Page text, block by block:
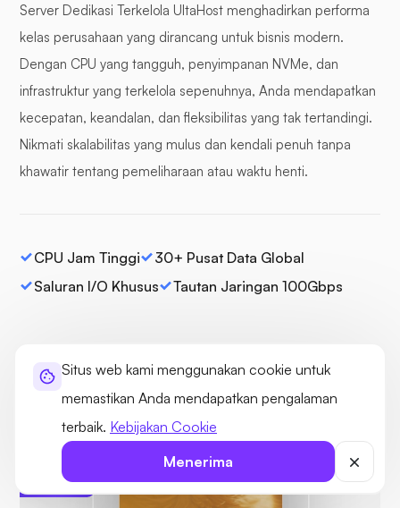
Situs web kami menggunakan cookie untuk
memastikan Anda mendapatkan pengalaman
terbaik. Kebijakan Cookie
Menerima
Server Dedikasi Terkelola UltaHost menghadirkan performa
kelas perusahaan yang dirancang untuk bisnis modern.
Dengan CPU yang tangguh, penyimpanan NVMe, dan
infrastruktur yang terkelola sepenuhnya, Anda mendapatkan
kecepatan, keandalan, dan fleksibilitas yang tak tertandingi.
Nikmati skalabilitas yang mulus dan kendali penuh tanpa
khawatir tentang pemeliharaan atau waktu henti.
CPU Jam Tinggi
30+ Pusat Data Global
Saluran I/O Khusus
Tautan Jaringan 100Gbps
Terlindung
ditemukan